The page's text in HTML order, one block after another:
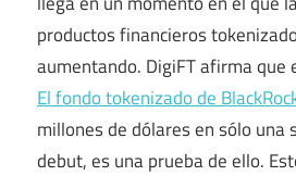
productos financieros
aumentando. DigiFT afirma que
El fondo tokenizado de
millones de dólares en sólo una
debut, es una prueba de ello.